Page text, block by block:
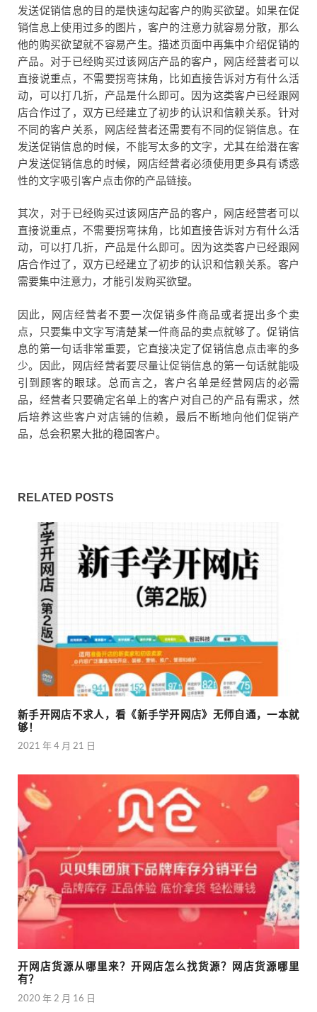
发送促销信息的目的是快速勾起客户的购买欲望。如果在促
销信息上使用过多的图片，客户的注意力就容易分散，那么
他的购买欲望就不容易产生。描述页面中再集中介绍促销的
产品。对于已经购买过该网店产品的客户，网店经营者可以
直接说重点，不需要拐弯抹角，比如直接告诉对方有什么活
动，可以打几折，产品是什么即可。因为这类客户已经跟网
店合作过了，双方已经建立了初步的认识和信赖关系。针对
不同的客户关系，网店经营者还需要有不同的促销信息。在
发送促销信息的时候，不能写太多的文字，尤其在给潜在客
户发送促销信息的时候，网店经营者必须使用更多具有诱惑
性的文字吸引客户点击你的产品链接。
其次，对于已经购买过该网店产品的客户，网店经营者可以
直接说重点，不需要拐弯抹角，比如直接告诉对方有什么活
动，可以打几折，产品是什么即可。因为这类客户已经跟网
店合作过了，双方已经建立了初步的认识和信赖关系。客户
需要集中注意力，才能引发购买欲望。
因此，网店经营者不要一次促销多件商品或者提出多个卖
点，只要集中文字写清楚某一件商品的卖点就够了。促销信
息的第一句话非常重要，它直接决定了促销信息点击率的多
少。因此，网店经营者要尽量让促销信息的第一句话就能吸
引到顾客的眼球。总而言之，客户名单是经营网店的必需
品，经营者只要确定名单上的客户对自己的产品有需求，然
后培养这些客户对店铺的信赖，最后不断地向他们促销产
品，总会积累大批的稳固客户。
RELATED POSTS
新手开网店不求人，看《新手学开网店》无师自通，一本就
够！
2021 年 4 月 21 日
开网店货源从哪里来？开网店怎么找货源？网店货源哪里
有？
2020 年 2 月 16 日